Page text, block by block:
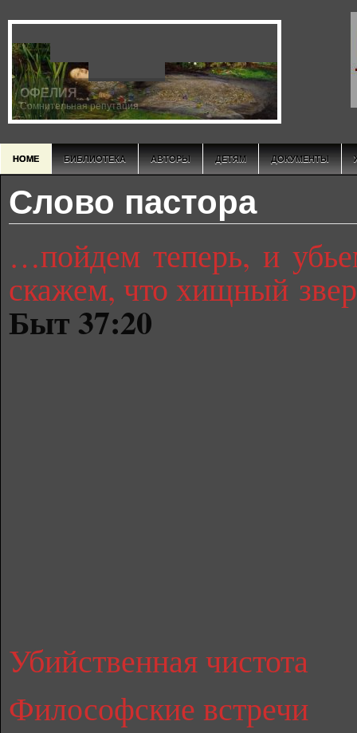
ОФЕЛИЯ
Сомнительная репутация
HOME БИБЛИОТЕКА АВТОРЫ ДЕТЯМ ДОКУМЕНТЫ
Слово пастора
…пойдем теперь, и
скажем, что хищный
Быт 37:20
Убийственная чистота
Философские встречи